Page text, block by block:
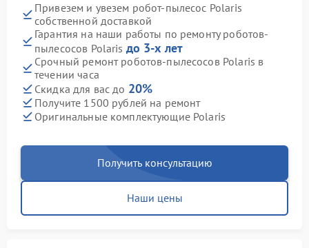
Привезем и увезем робот-пылесос Polaris
собственной доставкой
Гарантия на наши работы по ремонту роботов-
пылесосов Polaris до 3-х лет
Срочный ремонт роботов-пылесосов Polaris в
течении часа
Скидка для вас до 20%
Получите 1500 рублей на ремонт
Оригинальные комплектующие Polaris
Получить консультацию
Наши цены